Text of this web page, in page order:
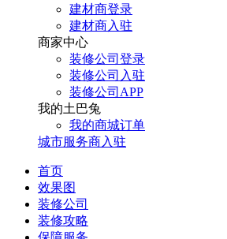
建材商登录
建材商入驻
商家中心
装修公司登录
装修公司入驻
装修公司APP
我的土巴兔
我的商城订单
城市服务商入驻
首页
效果图
装修公司
装修攻略